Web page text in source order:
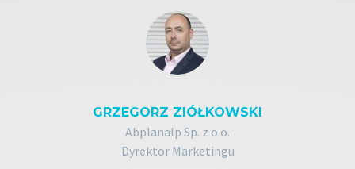
GRZEGORZ ZIÓŁKOWSKI
Abplanalp Sp. z o.o.
Dyrektor Marketingu